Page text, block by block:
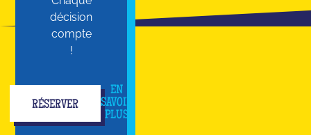
décision
compte
!
RÉSERVER
EN
SAVOIR
PLUS